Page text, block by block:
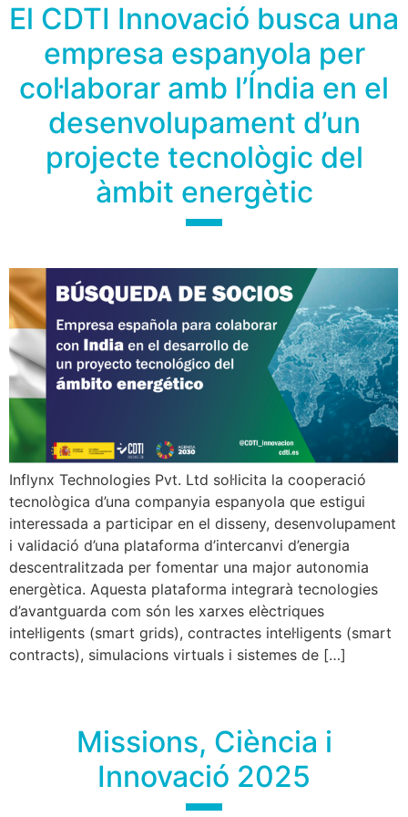
El CDTI Innovació busca una
empresa espanyola per
col·laborar amb l’Índia en el
desenvolupament d’un
projecte tecnològic del
àmbit energètic
Inflynx Technologies Pvt. Ltd sol·licita la cooperació
tecnològica d’una companyia espanyola que estigui
interessada a participar en el disseny, desenvolupament
i validació d’una plataforma d’intercanvi d’energia
descentralitzada per fomentar una major autonomia
energètica. Aquesta plataforma integrarà tecnologies
d’avantguarda com són les xarxes elèctriques
intel·ligents (smart grids), contractes intel·ligents (smart
contracts), simulacions virtuals i sistemes de […]
Missions, Ciència i
Innovació 2025